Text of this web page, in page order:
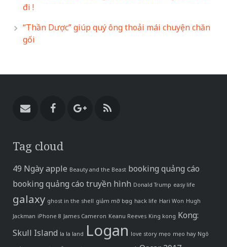
đi !
“Thần Dược” giúp quý ông thoải mái chuyện chăn
gối
Tag cloud
49 Ngàyapple Beauty and the Beast booking quảng cáo
booking quảng cáo truyền hình Donald Trump easy life
galaxy ghost in the shell giảm mỡ bụng hack life Hari Won Hugh
Jackman iPhone 8 James Cameron Keanu Reeves King kong Kong:
Skull Island la la land Logan love story mẹo mẹo hay Ngô